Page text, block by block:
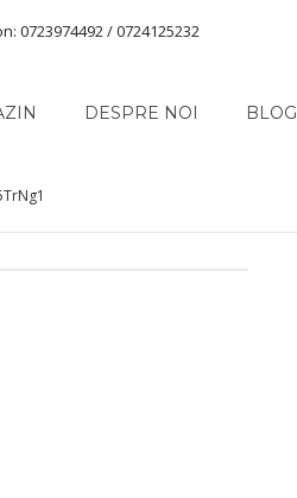
0723974492 / 0724125232
DESPRE NOI BLOG